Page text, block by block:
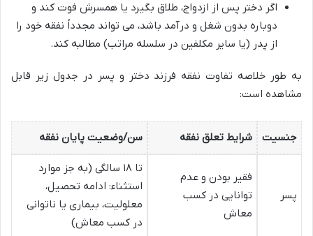
اگر دختر پس از ازدواج، طلاق بگیرد یا همسرش فوت کند و
دوباره بدون شغل و درآمد باشد، می تواند مجدداً نفقه خود را
از پدر (یا سایر مکلفین در سلسله مراتب) مطالبه کند.
به طور خلاصه تفاوت نفقه فرزند دختر و پسر در جدول زیر قابل
مشاهده است:
جنسیت شرایط تعلق نفقه سن/وضعیت پایان نفقه
پسر
فقیر بودن و عدم
توانایی در کسب
معاش
تا ۱۸ سالگی (به جز موارد
استثناء: ادامه تحصیل،
معلولیت، بیماری یا ناتوانی
در کسب معاش)